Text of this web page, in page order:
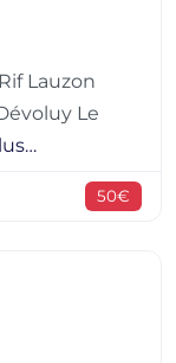
Lauzon
Le
50€